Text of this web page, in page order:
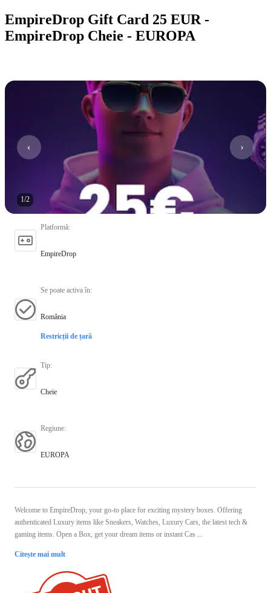
EmpireDrop Gift Card 25 EUR -
EmpireDrop Cheie - EUROPA
1/2
Platformă:
EmpireDrop
Se poate activa în:
România
Restricții de țară
Tip:
Cheie
Regiune:
EUROPA
Welcome to EmpireDrop, your go-to place for exciting mystery boxes. Offering
authenticated Luxury items like Sneakers, Watches, Luxury Cars, the latest tech &
gaming items. Open a Box, get your dream items or instant Cas ...
Citește mai mult